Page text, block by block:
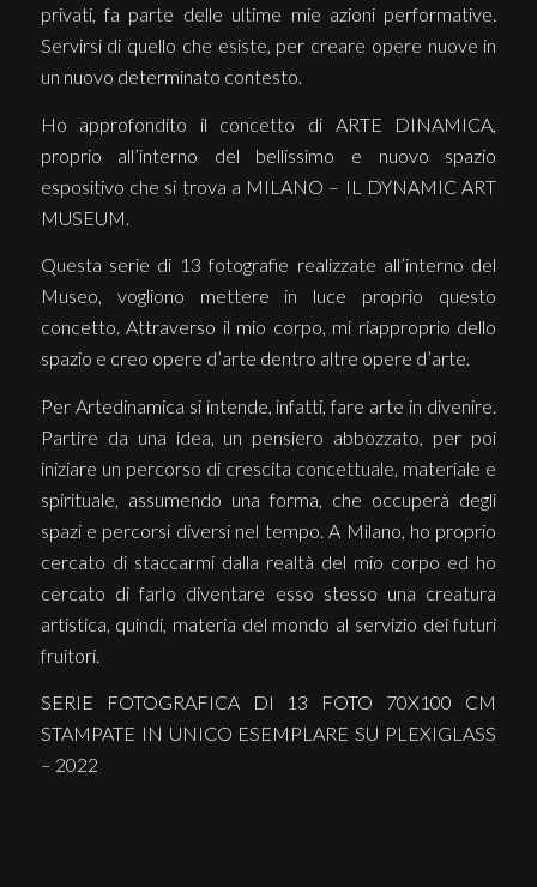
privati, fa parte delle ultime mie azioni performative.
Servirsi di quello che esiste, per creare opere nuove in
un nuovo determinato contesto.
Ho approfondito il concetto di ARTE DINAMICA,
proprio all’interno del bellissimo e nuovo spazio
espositivo che si trova a MILANO – IL DYNAMIC ART
MUSEUM.
Questa serie di 13 fotografie realizzate all’interno del
Museo, vogliono mettere in luce proprio questo
concetto. Attraverso il mio corpo, mi riapproprio dello
spazio e creo opere d’arte dentro altre opere d’arte.
Per Artedinamica si intende, infatti, fare arte in divenire.
Partire da una idea, un pensiero abbozzato, per poi
iniziare un percorso di crescita concettuale, materiale e
spirituale, assumendo una forma, che occuperà degli
spazi e percorsi diversi nel tempo. A Milano, ho proprio
cercato di staccarmi dalla realtà del mio corpo ed ho
cercato di farlo diventare esso stesso una creatura
artistica, quindi, materia del mondo al servizio dei futuri
fruitori.
SERIE FOTOGRAFICA DI 13 FOTO 70X100 CM
STAMPATE IN UNICO ESEMPLARE SU PLEXIGLASS
– 2022